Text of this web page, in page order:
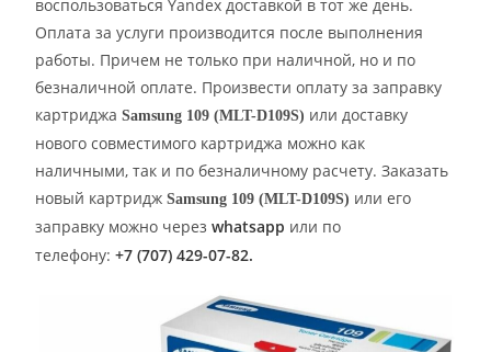
воспользоваться Yandex доставкой в тот же день.
Оплата за услуги производится после выполнения
работы. Причем не только при наличной, но и по
безналичной оплате. Произвести оплату зазаправку
картриджаSamsung 109 (MLT-D109S) или доставку
нового совместимого картриджа можно как
наличными, так и по безналичному расчету.Заказать
новый картриджSamsung 109 (MLT-D109S) или его
заправку можно черезwhatsapp или по
телефону:+7 (707) 429-07-82.